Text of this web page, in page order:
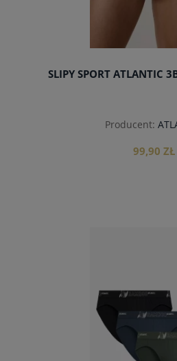
SLIPY SPORT ATLANTIC
Producent:
99,90 ZŁ